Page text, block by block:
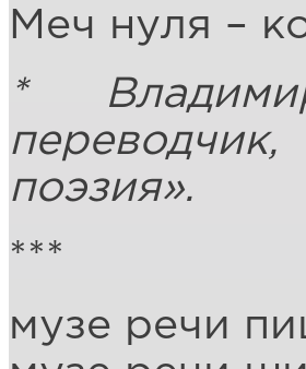
Меч нуля –
*
поэзия».
***
музе речи